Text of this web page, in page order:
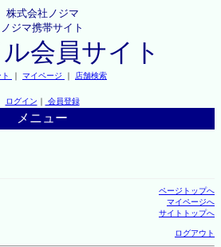
株式会社ノジマ
ノジマ携帯サイト
会員サイト
｜ マイページ ｜ 店舗検索
ログイン ｜ 会員登録
メニュー
ページトップへ
マイページへ
サイトトップへ
ログアウト